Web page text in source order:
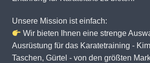
Unsere Mission ist einfach:
Wir bieten Ihnen eine strenge
Ausrüstung für das Karatetraining -
Taschen, Gürtel - von den größten